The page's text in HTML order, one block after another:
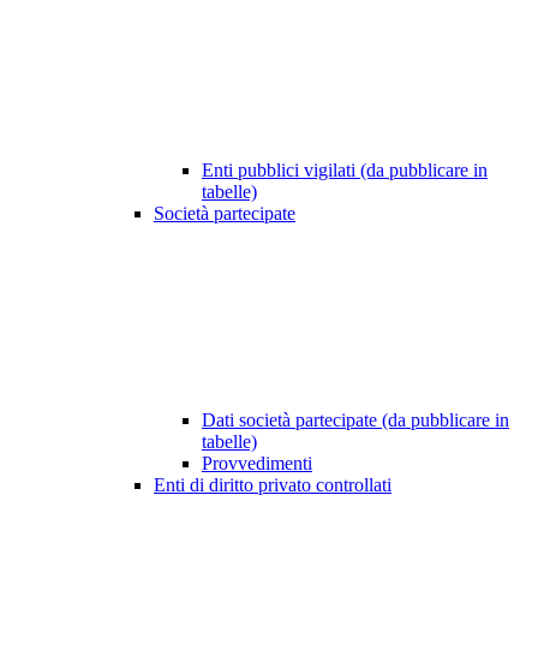
Enti pubblici vigilati (da pubblicare in
tabelle)
Società partecipate
Dati società partecipate (da pubblicare in
tabelle)
Provvedimenti
Enti di diritto privato controllati